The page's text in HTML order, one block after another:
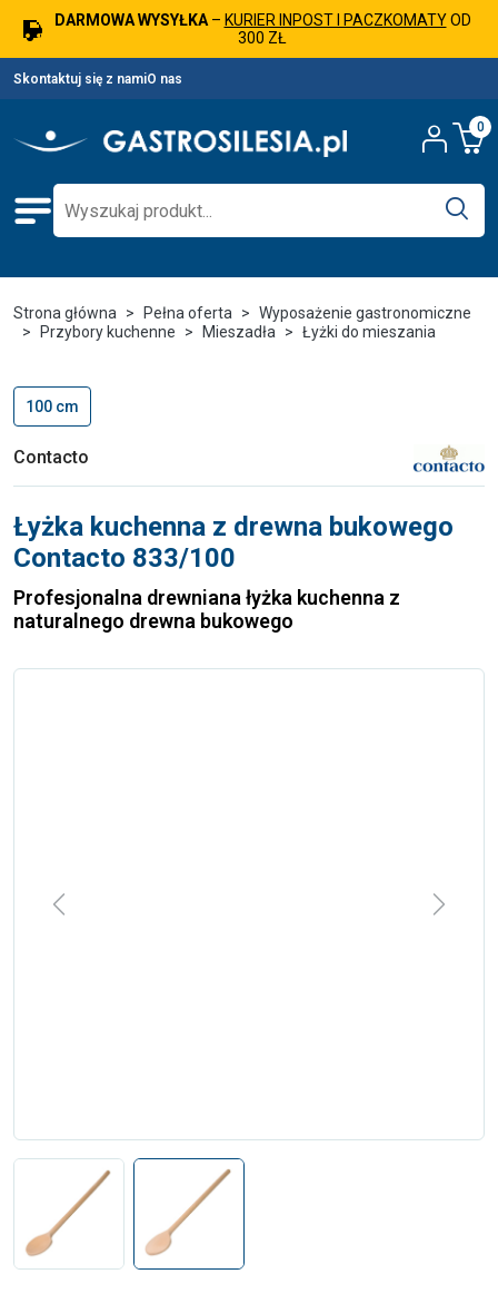
DARMOWA WYSYŁKA– KURIER INPOST I PACZKOMATYOD
300 ZŁ
Skontaktuj się z namiO nas
0
Strona główna Pełna oferta
Wyposażenie gastronomiczne
Przybory kuchenne
Mieszadła Łyżki do mieszania
100 cm
Contacto
Łyżka kuchenna z drewna bukowego
Contacto 833/100
Profesjonalna drewniana łyżka kuchenna z
naturalnego drewna bukowego
Previous Next